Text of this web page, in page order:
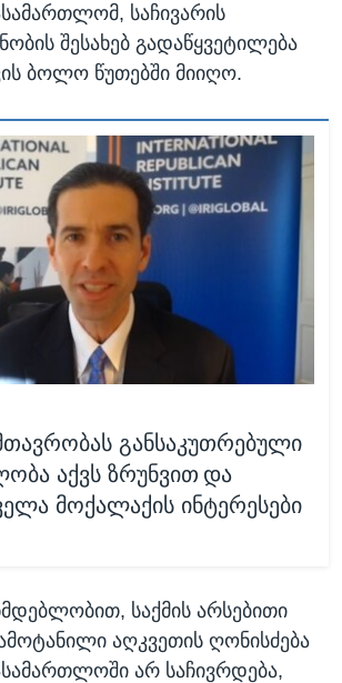
საჩივარის
შესახებ გადაწყვეტილება
ბოლო წუთებში მიიღო.
განსაკუთრებული
აქვს ზრუნვით და
მოქალაქის ინტერესები
საქმის არსებითი
აღკვეთის ღონისძება
არ საჩივრდება,